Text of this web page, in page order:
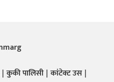
कुकी पालिसी कांटेक्ट उस